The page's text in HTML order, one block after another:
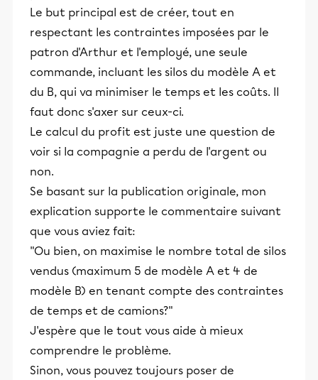
Le but principal est de créer, tout en
respectant les contraintes imposées par le
patron d'Arthur et l'employé, une seule
commande, incluant les silos du modèle A et
du B, qui va minimiser le temps et les coûts. Il
faut donc s'axer sur ceux-ci.
Le calcul du profit est juste une question de
voir si la compagnie a perdu de l'argent ou
non.
Se basant sur la publication originale, mon
explication supporte le commentaire suivant
que vous aviez fait:
"Ou bien, on maximise le nombre total de silos
vendus (maximum 5 de modèle A et 4 de
modèle B) en tenant compte des contraintes
de temps et de camions?"
J'espère que le tout vous aide à mieux
comprendre le problème.
Sinon, vous pouvez toujours poser de